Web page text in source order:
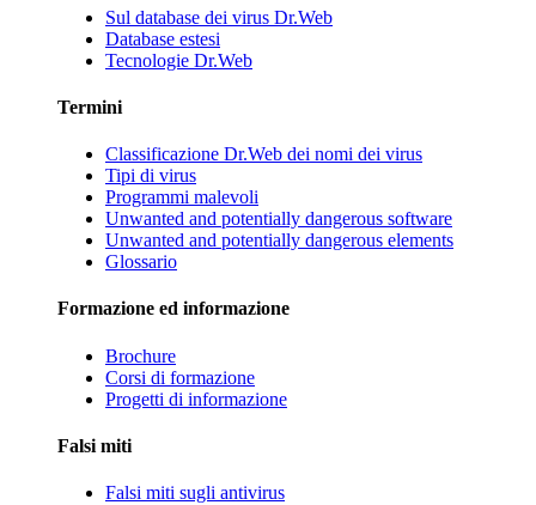
Sul database dei virus Dr.Web
Database estesi
Tecnologie Dr.Web
Termini
Classificazione Dr.Web dei nomi dei virus
Tipi di virus
Programmi malevoli
Unwanted and potentially dangerous software
Unwanted and potentially dangerous elements
Glossario
Formazione ed informazione
Brochure
Corsi di formazione
Progetti di informazione
Falsi miti
Falsi miti sugli antivirus